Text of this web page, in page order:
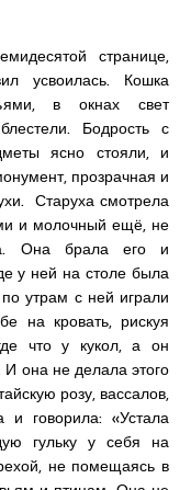
странице,
усвоилась. Кошка
в окнах свет
Бодрость с
ясно стояли, и
прозрачная и
Старуха смотрела
и молочный ещё, не
Она брала его и
у ней на столе была
утрам с ней играли
на кровать, рискуя
что у кукол, а он
И она не делала этого
розу, вассалов,
и говорила: «Устала
гульку у себя на
не помещаясь в